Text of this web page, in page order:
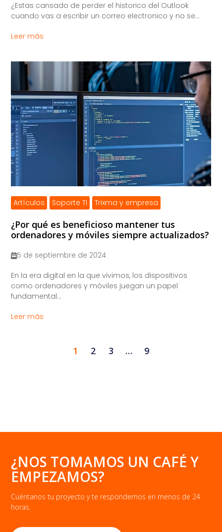
¿Estas cansado de perder el historico del Outlook
cuando vas a escribir un correo electronico y no se...
Leer más
Artículos Soporte TI Trixma y empresa
¿Por qué es beneficioso mantener tus
ordenadores y móviles siempre actualizados?
5 de septiembre de 2024
​En la era digital en la que vivimos, los dispositivos
como ordenadores y móviles juegan un papel
fundamental...
Leer más
1 2 3 … 9
¿NOS TOMAMOS UN CAFÉ Y
EMPEZAMOS?
Cuéntanos tu proyecto y te respondemos en menos de 24
horas.